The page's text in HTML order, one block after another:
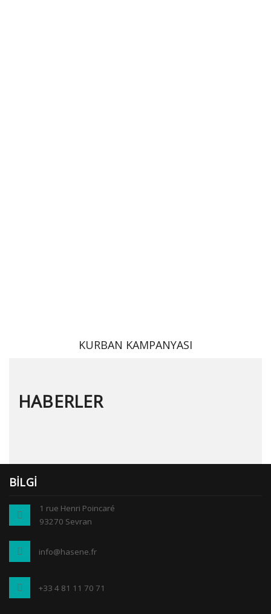
KURBAN KAMPANYASI
HABERLER
BILGI
1 rue Henri Poincaré
93270 Sevran
info@hasene.fr
+33 4 81 11 70 71